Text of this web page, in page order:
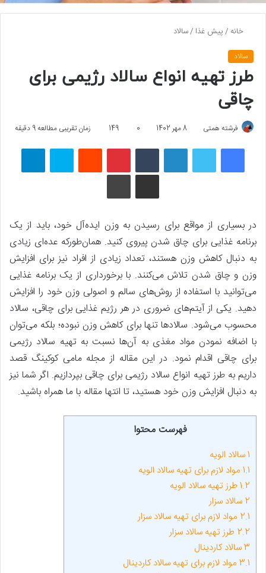
خانه /پیش غذا /سالاد
سالاد
طرز تهیه انواع سالاد رژیمی برای
چاقی
فرشته همتی 8 مهر 1402 0
149 زمان تقریبی مطالعه 9 دقیقه
فیسبوک لینکداین پینتریست اسکایپ
چاپ
در بسیاری از مواقع برای رسیدن به وزن ایده‌آل خود، باید از یک
برنامه غذایی برای چاق شدن پیروی کنید. همان‌طورکه عده‌ای زیادی
به دنبال کاهش وزن هستند، تعداد زیادی از افراد نیز برای افزایش
وزن و چاق شدن تلاش می‌کنند. با برخورداری از یک برنامه غذایی
می‌توانید با استفاده از روش‌های سالم و اصولی وزن خود را افزایش
دهید. یکی از آیتم‌های ضروری در هر رژیم غذایی برای چاقی، سالاد
محسوب می‌شود. سالادها تنها برای کاهش وزن نبوده؛ بلکه می‌توان
با اضافه نمودن مواد مغذی به آن‌ها نسبت به تهیه سالاد رژیمی
برای چاقی اقدام نمود. در این مقاله از مجله مامی کوکینگ قصد
داریم به طرز تهیه انواع سالاد رژیمی برای چاقی بپردازیم. اگر شما نیز
به دنبال افزایش وزن خود هستید، تا انتها مقاله با ما همراه باشید.
فهرست محتوا
1سالاد الویه
1.1 مواد لازم برای تهیه سالاد الویه
1.2 طرز تهیه سالاد الویه
2 سالاد سزار
2.1 مواد لازم برای تهیه سالاد سزار
2.2 طرز تهیه سالاد سزار
3سالاد کاردینال
3.1 مواد لازم برای تهیه سالاد کاردینال